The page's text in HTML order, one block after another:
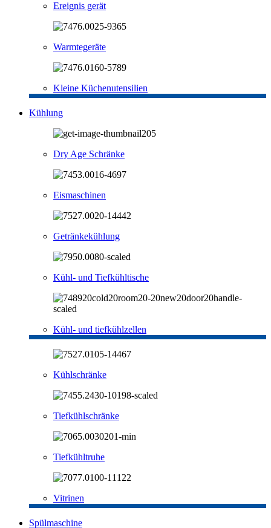
Ereignis gerät
Warmtegeräte
Kleine Küchenutensilien
Kühlung
Dry Age Schränke
Eismaschinen
Getränkekühlung
Kühl- und Tiefkühltische
Kühl- und tiefkühlzellen
Kühlschränke
Tiefkühlschränke
Tiefkühltruhe
Vitrinen
Spülmaschine